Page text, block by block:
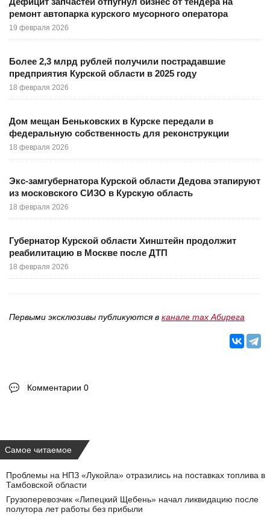
ремонт автопарка курского мусорного оператора
19 февраля 2026
Более 2,3 млрд рублей получили пострадавшие
предприятия Курской области в 2025 году
18 февраля 2026
Дом мещан Беньковских в Курске передали в
федеральную собственность для реконструкции
18 февраля 2026
Экс-замгубернатора Курской области Дедова этапируют
из московского СИЗО в Курскую область
18 февраля 2026
Губернатор Курской области Хинштейн продолжит
реабилитацию в Москве после ДТП
18 февраля 2026
Первыми эксклюзивы публикуются в канале max Абирега
Комментарии 0
Самое читаемое
Проблемы на НПЗ «Лукойла» отразились на поставках топлива в
Тамбовской области
Грузоперевозчик «Липецкий Щебень» начал ликвидацию после
полутора лет работы без прибыли